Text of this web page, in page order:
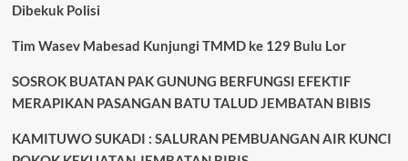
Dibekuk Polisi
Tim Wasev Mabesad Kunjungi TMMD ke 129 Bulu Lor
SOSROK BUATAN PAK GUNUNG BERFUNGSI EFEKTIF
MERAPIKAN PASANGAN BATU TALUD JEMBATAN BIBIS
KAMITUWO SUKADI : SALURAN PEMBUANGAN AIR KUNCI